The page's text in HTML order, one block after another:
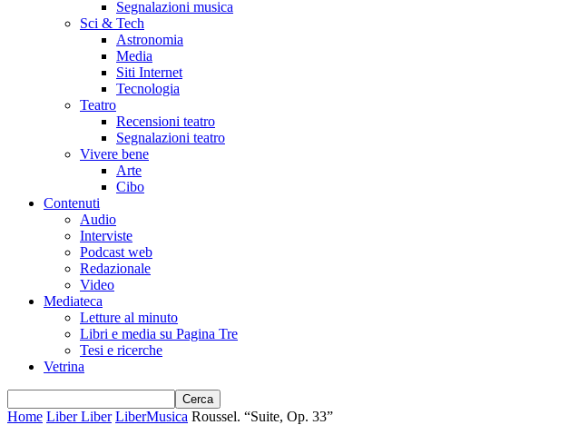
Segnalazioni musica
Sci & Tech
Astronomia
Media
Siti Internet
Tecnologia
Teatro
Recensioni teatro
Segnalazioni teatro
Vivere bene
Arte
Cibo
Contenuti
Audio
Interviste
Podcast web
Redazionale
Video
Mediateca
Letture al minuto
Libri e media su Pagina Tre
Tesi e ricerche
Vetrina
Home Liber Liber LiberMusica Roussel. “Suite, Op. 33”